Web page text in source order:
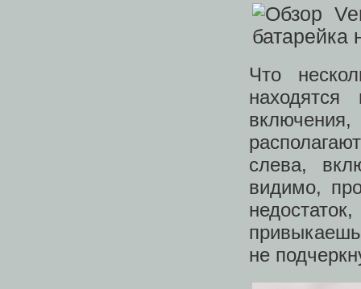
Что
слева,
видимо,
не